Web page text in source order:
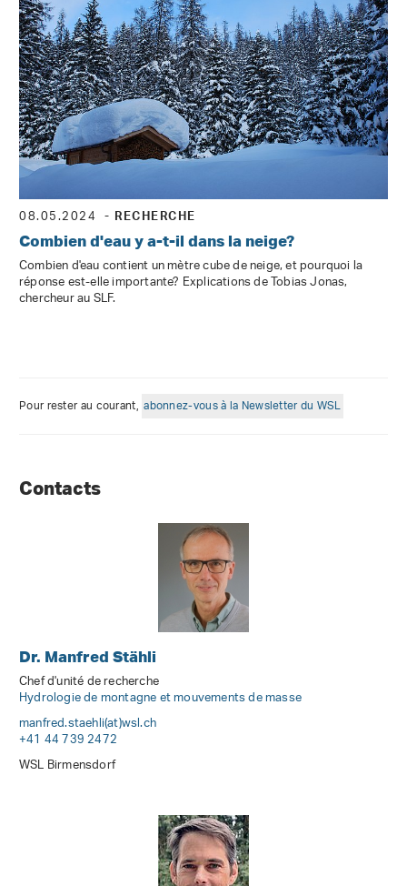
08.05.2024 - RECHERCHE
Combien d'eau y a-t-il dans la neige?
Combien d'eau contient un mètre cube de neige, et pourquoi la
réponse est-elle importante? Explications de Tobias Jonas,
chercheur au SLF.
Pour rester au courant, abonnez-vous à la Newsletter du WSL
Contacts
Dr. Manfred Stähli
Chef d'unité de recherche
Hydrologie de montagne et mouvements de masse
manfred.staehli(at)wsl.ch
+41 44 739 2472
WSL Birmensdorf